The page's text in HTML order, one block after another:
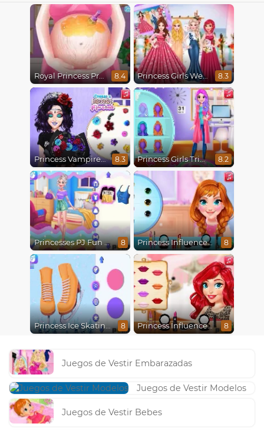
Royal Princess Pregnant 8.4 Princess Girls Wedding Trip 8.3
Princess Vampire Wedding Makeover 8.3 Princess Girls Trip To Aspen 8.2
Princesses PJ Fun Party 8 Princess Influencer Winter Wonderland 8
Princess Ice Skating Adventure 8 Princess Influencer Summer Tale 8
Juegos de Vestir Embarazadas
Juegos de Vestir Modelos
Juegos de Vestir Bebes